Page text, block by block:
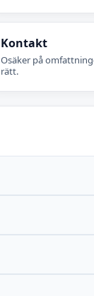
Kontakt
Osäker på
rätt.